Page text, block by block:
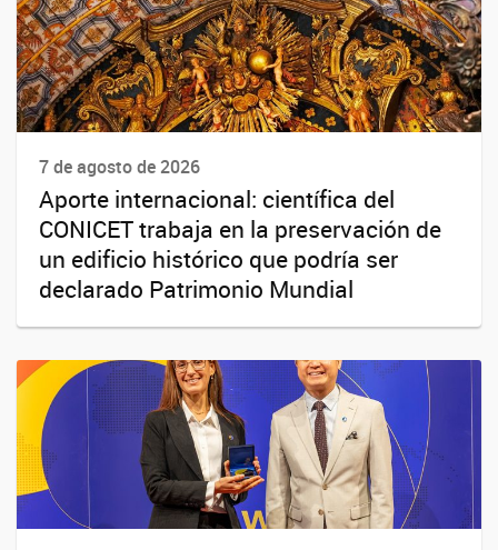
7 de agosto de 2026
Aporte internacional: científica del
CONICET trabaja en la preservación de
un edificio histórico que podría ser
declarado Patrimonio Mundial